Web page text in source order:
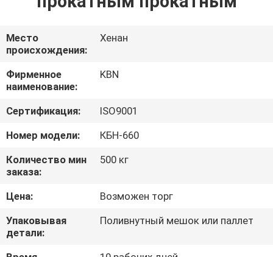
Место
происхождения:
Хенан
Фирменное
наименование:
KBN
Сертификация:
ISO9001
Номер модели:
КБН-660
Количество мин
заказа:
500 кг
Цена:
Возможен торг
Упаковывая
детали:
Поливнутный мешок или паллет